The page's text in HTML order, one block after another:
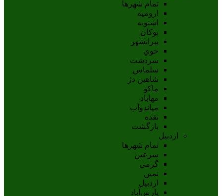
تمام شهر‌ها
اروميه
اشنويه
بوکان
پيرانشهر
خوي
سردشت
سلماس
شاهين دژ
ماکو
مهاباد
مياندوآب
نقده
بازگشت
اردبیل
تمام شهر‌ها
سرعین
گرمی
نمین
اردبيل
پارس‌آباد